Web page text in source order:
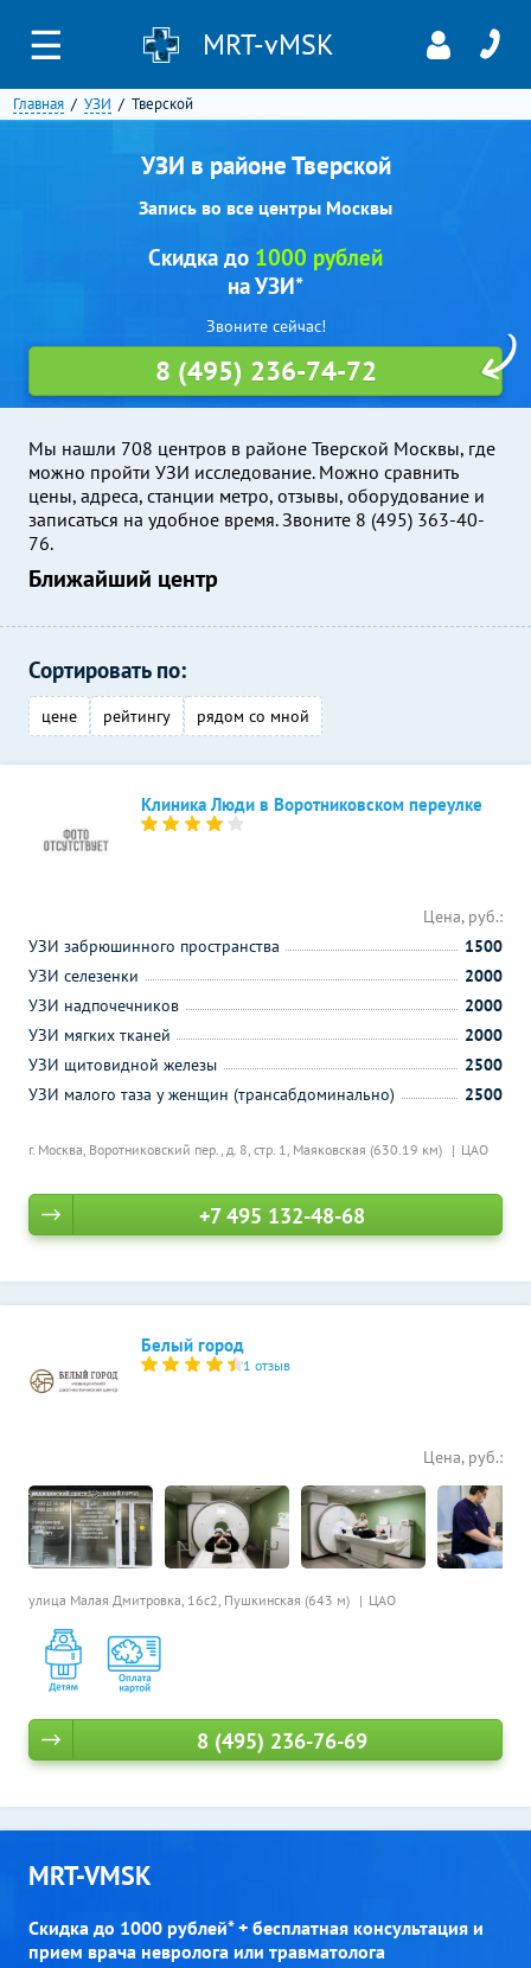
☰ MRT-vMSK
Главная УЗИ Тверской
УЗИ в районе Тверской
Запись во все центры Москвы
Мы нашли 708 центров в районе Тверской Москвы, где
можно пройти УЗИ исследование. Можно сравнить
цены, адреса, станции метро, отзывы, оборудование и
записаться на удобное время. Звоните 8 (495) 363-40-
76.
Ближайший центр
Скидка до 1000 рублей
на УЗИ*
Звоните сейчас!
8 (495) 236-74-72
Сортировать по:
цене рейтингу рядом со мной
Клиника Люди в Воротниковском переулке
г. Москва, Воротниковский пер., д. 8, стр. 1, Маяковская (630.19 км) ЦАО
Цена, руб.:
УЗИ забрюшинного пространства
1500
УЗИ селезенки
2000
УЗИ надпочечников
2000
УЗИ мягких тканей
2000
УЗИ щитовидной железы
2500
УЗИ малого таза у женщин (трансабдоминально)
2500
+7 495 132-48-68
Белый город
1 отзыв
улица Малая Дмитровка, 16с2, Пушкинская (643 м) ЦАО
Цена, руб.:
8 (495) 236-76-69
MRT-VMSK
Скидка до 1000 рублей* + бесплатная консультация и
прием врача невролога или травматолога